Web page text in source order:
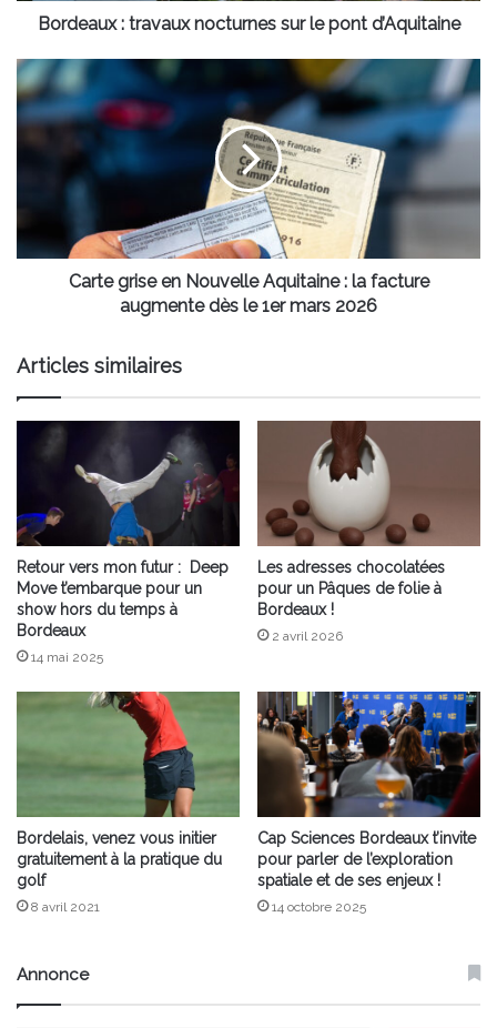
Bordeaux : travaux nocturnes sur le pont d’Aquitaine
Carte
grise
en
la
augmente
2026
Carte grise en Nouvelle Aquitaine : la facture
augmente dès le 1er mars 2026
Articles similaires
Retour vers mon futur : Deep
Move t’embarque pour un
show hors du temps à
Bordeaux
14 mai 2025
Les adresses chocolatées
pour un Pâques de folie à
Bordeaux !
2 avril 2026
Bordelais, venez vous initier
gratuitement à la pratique du
golf
8 avril 2021
Cap Sciences Bordeaux t’invite
pour parler de l’exploration
spatiale et de ses enjeux !
14 octobre 2025
Annonce